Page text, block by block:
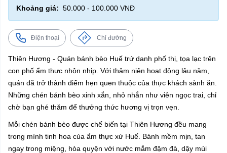
Khoảng giá: 50.000 - 100.000 VNĐ
Điện thoại Chỉ đường
Thiên Hương - Quán bánh bèo Huế trứ danh phố thị, tọa lạc trên
con phố ẩm thực nhộn nhịp. Với thâm niên hoạt động lâu năm,
quán đã trở thành điểm hẹn quen thuộc của thực khách sành ăn.
Những chén bánh bèo xinh xắn, nhỏ nhắn như viên ngọc trai, chỉ
chờ bạn ghé thăm để thưởng thức hương vị trọn vẹn.
Mỗi chén bánh bèo được chế biến tại Thiên Hương đều mang
trong mình tinh hoa của ẩm thực xứ Huế. Bánh mềm mịn, tan
ngay trong miệng, hòa quyện với nước mắm đậm đà, dậy mùi